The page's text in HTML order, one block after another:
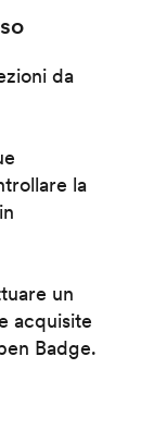
da
la
un
acquisite
Badge.